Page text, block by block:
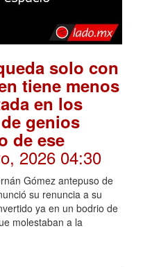
solo con
tiene menos
en los
genios
de ese
2026 04:30
Gómez antepuso de
su renuncia a su
ya en un bodrio de
molestaban a la